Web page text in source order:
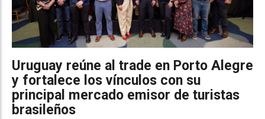
Uruguay reúne al trade en Porto Alegre
y fortalece los vínculos con su
principal mercado emisor de turistas
brasileños